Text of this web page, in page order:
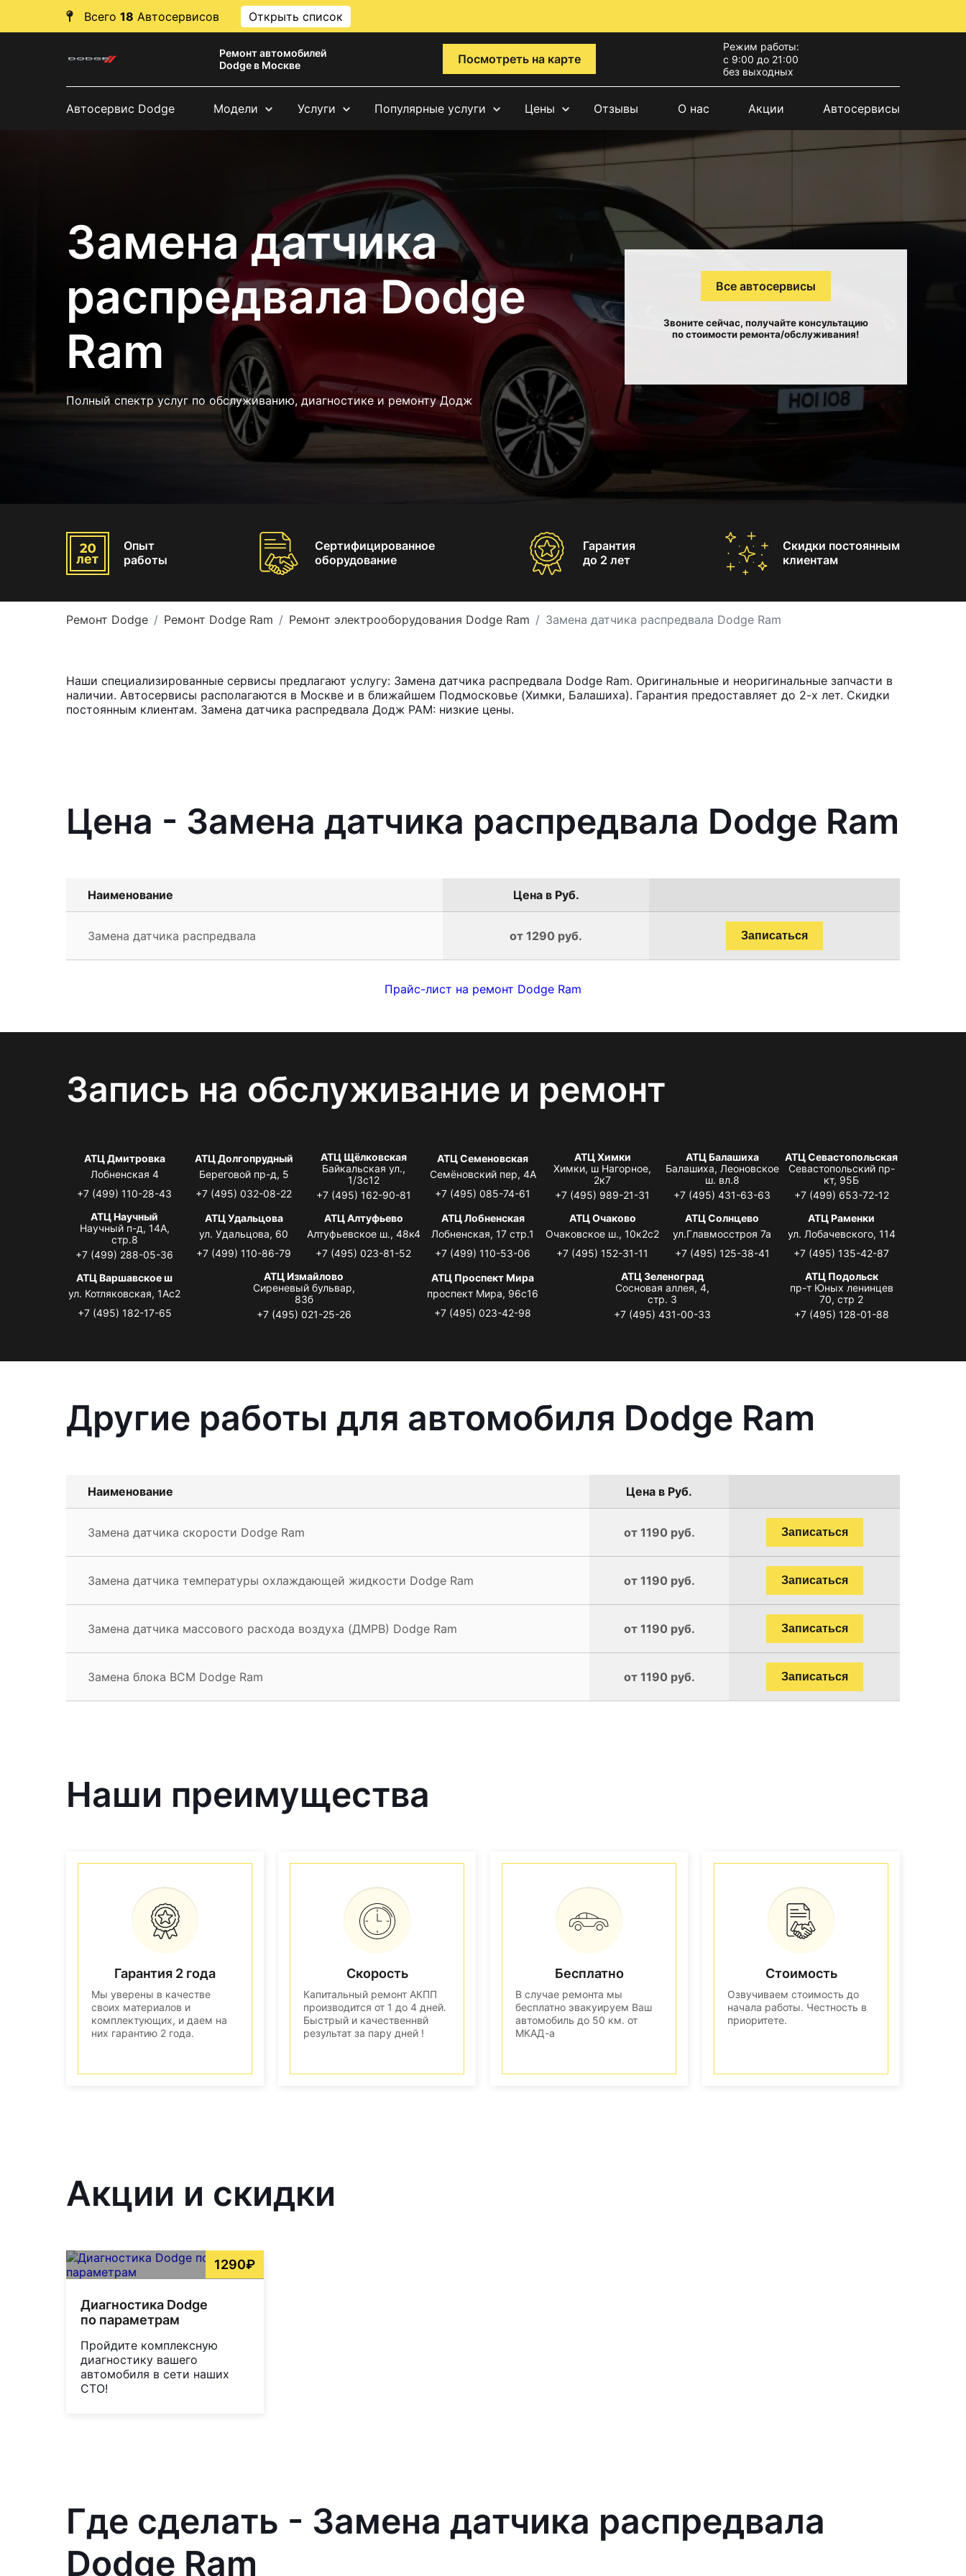
Всего 18 Автосервисов Открыть список
Ремонт автомобилей
Dodge в Москве
Посмотреть на карте
Режим работы:
с 9:00 до 21:00
без выходных
Автосервис Dodge Модели Услуги Популярные услуги Цены Отзывы О нас Акции Автосервисы
Замена датчика
распредвала Dodge
Ram
Полный спектр услуг по обслуживанию, диагностике и ремонту Додж
Все автосервисы
Звоните сейчас, получайте консультацию
по стоимости ремонта/обслуживания!
Опыт
работы
Сертифицированное
оборудование
Гарантия
до 2 лет
Скидки постоянным
клиентам
Ремонт Dodge Ремонт Dodge Ram Ремонт электрооборудования Dodge Ram Замена датчика распредвала Dodge Ram
Наши специализированные сервисы предлагают услугу: Замена датчика распредвала Dodge Ram. Оригинальные и неоригинальные запчасти в
наличии. Автосервисы располагаются в Москве и в ближайшем Подмосковье (Химки, Балашиха). Гарантия предоставляет до 2-х лет. Скидки
постоянным клиентам. Замена датчика распредвала Додж РАМ: низкие цены.
Цена - Замена датчика распредвала Dodge Ram
Наименование Цена в Руб.
Замена датчика распредвала от 1290 руб. Записаться
Прайс-лист на ремонт Dodge Ram
Запись на обслуживание и ремонт
АТЦ Дмитровка
Лобненская 4
+7 (499) 110-28-43
АТЦ Долгопрудный
Береговой пр-д, 5
+7 (495) 032-08-22
АТЦ Щёлковская
Байкальская ул.,
1/3с12
+7 (495) 162-90-81
АТЦ Семеновская
Семёновский пер, 4А
+7 (495) 085-74-61
АТЦ Химки
Химки, ш Нагорное,
2к7
+7 (495) 989-21-31
АТЦ Балашиха
Балашиха, Леоновское
ш. вл.8
+7 (495) 431-63-63
АТЦ Севастопольская
Севастопольский пр-
кт, 95Б
+7 (499) 653-72-12
АТЦ Научный
Научный п-д, 14А,
стр.8
+7 (499) 288-05-36
АТЦ Удальцова
ул. Удальцова, 60
+7 (499) 110-86-79
АТЦ Алтуфьево
Алтуфьевское ш., 48к4
+7 (495) 023-81-52
АТЦ Лобненская
Лобненская, 17 стр.1
+7 (499) 110-53-06
АТЦ Очаково
Очаковское ш., 10к2с2
+7 (495) 152-31-11
АТЦ Солнцево
ул.Главмосстроя 7а
+7 (495) 125-38-41
АТЦ Раменки
ул. Лобачевского, 114
+7 (495) 135-42-87
АТЦ Варшавское ш
ул. Котляковская, 1Ас2
+7 (495) 182-17-65
АТЦ Измайлово
Сиреневый бульвар,
83б
+7 (495) 021-25-26
АТЦ Проспект Мира
проспект Мира, 96с16
+7 (495) 023-42-98
АТЦ Зеленоград
Сосновая аллея, 4,
стр. 3
+7 (495) 431-00-33
АТЦ Подольск
пр-т Юных ленинцев
70, стр 2
+7 (495) 128-01-88
Другие работы для автомобиля Dodge Ram
Наименование Цена в Руб.
Замена датчика скорости Dodge Ram от 1190 руб. Записаться
Замена датчика температуры охлаждающей жидкости Dodge Ram от 1190 руб. Записаться
Замена датчика массового расхода воздуха (ДМРВ) Dodge Ram от 1190 руб. Записаться
Замена блока BCM Dodge Ram от 1190 руб. Записаться
Наши преимущества
Гарантия 2 года
Мы уверены в качестве
своих материалов и
комплектующих, и даем на
них гарантию 2 года.
Скорость
Капитальный ремонт АКПП
производится от 1 до 4 дней.
Быстрый и качественнвй
результат за пару дней !
Бесплатно
В случае ремонта мы
бесплатно эвакуируем Ваш
автомобиль до 50 км. от
МКАД-а
Стоимость
Озвучиваем стоимость до
начала работы. Честность в
приоритете.
Акции и скидки
1290₽
Диагностика Dodge
по параметрам
Пройдите комплексную
диагностику вашего
автомобиля в сети наших
СТО!
Где сделать - Замена датчика распредвала
Dodge Ram